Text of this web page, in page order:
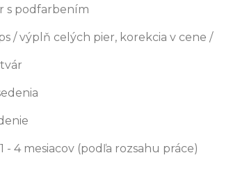
s podfarbením
/ výplň celých pier, korekcia v cene /
- 4 mesiacov (podľa rozsahu práce)